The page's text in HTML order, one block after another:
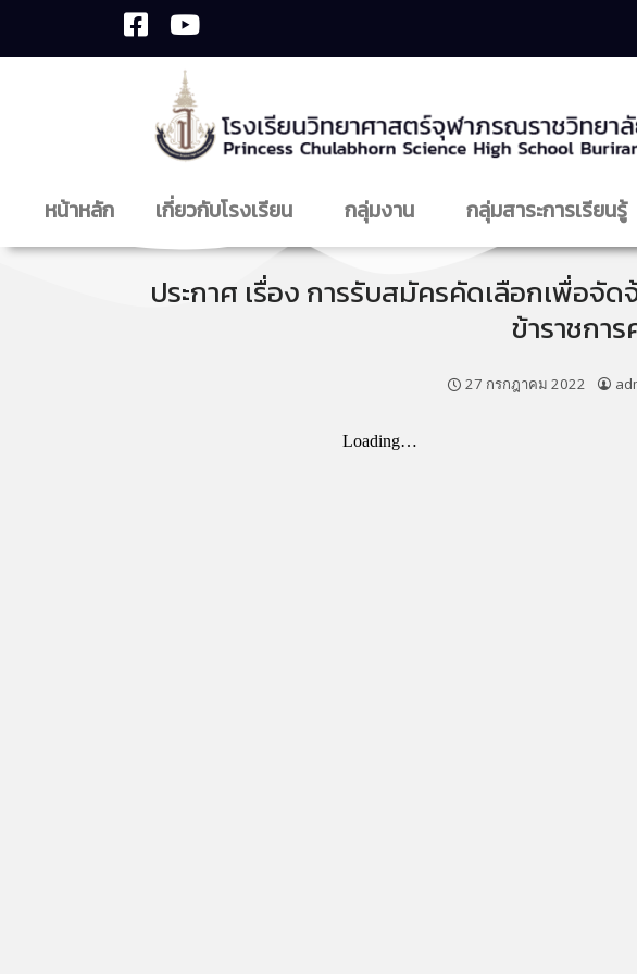
หน้าหลัก เกี่ยวกับโรงเรียน กลุ่มงาน กลุ่มสาระการเรียนรู้
ประกาศ เรื่อง การรับสมัครคัดเลือกเพื่อ
ข้าราชกา
27 กรกฎาคม 2022